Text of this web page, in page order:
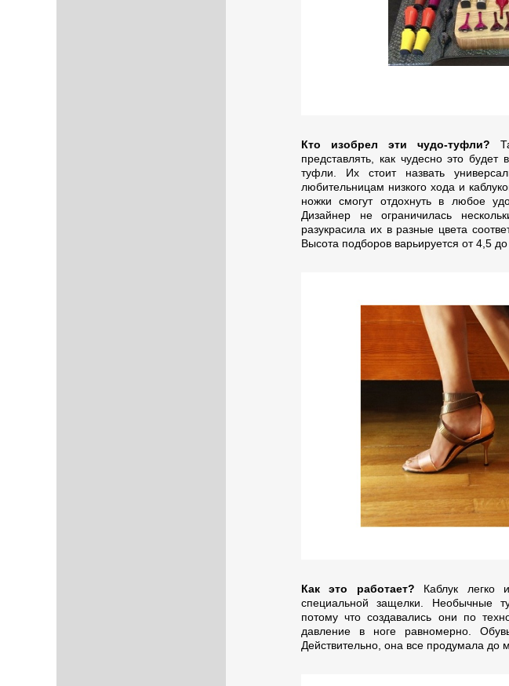
Кто изобрел эти чудо-туфли?
представлять, как чудесно это будет
туфли. Их стоит назвать
любительницам низкого хода и
ножки смогут отдохнуть в любое
Дизайнер не ограничилась
разукрасила их в разные цвета
Высота подборов варьируется от 4,5 до
Как это работает? Каблук легко
специальной защелки. Необычные
потому что создавались они по
давление в ноге равномерно.
Действительно, она все продумала до